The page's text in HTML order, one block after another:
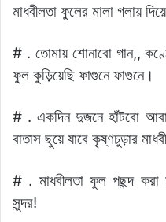
মাধবীলতা ফুলের মালা গলায়
# . তোমায় শোনাবো গান,,
ফুল কুড়িয়েছি ফাগুনে ফাগুনে।
# . একদিন দুজনে হাঁটবো
বাতাস ছুয়ে যাবে কৃষ্ণচুড়ার
# . মাধবীলতা ফুল পছন্দ
সুন্দর!